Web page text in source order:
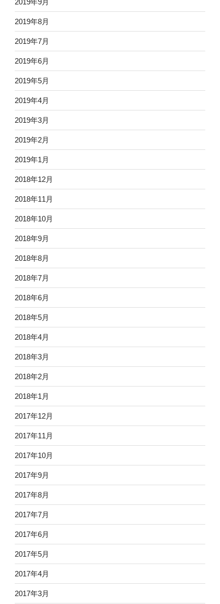
2019年8月
2019年7月
2019年6月
2019年5月
2019年4月
2019年3月
2019年2月
2019年1月
2018年12月
2018年11月
2018年10月
2018年9月
2018年8月
2018年7月
2018年6月
2018年5月
2018年4月
2018年3月
2018年2月
2018年1月
2017年12月
2017年11月
2017年10月
2017年9月
2017年8月
2017年7月
2017年6月
2017年5月
2017年4月
2017年3月